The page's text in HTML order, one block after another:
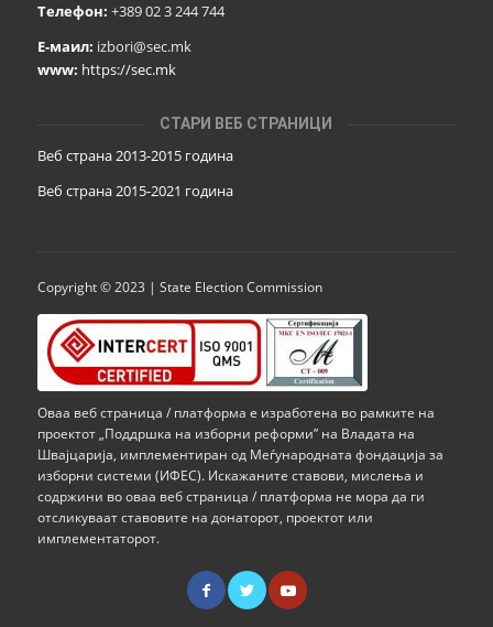
Телефон: +389 02 3 244 744
Е-маил: izbori@sec.mk
www: https://sec.mk
СТАРИ ВЕБ СТРАНИЦИ
Веб страна 2013-2015 година
Веб страна 2015-2021 година
Copyright © 2023 | State Election Commission
Оваа веб страница / платформа е изработена во рамките на
проектот „Поддршка на изборни реформи” на Владата на
Швајцарија, имплементиран од Меѓународната фондација за
изборни системи (ИФЕС). Искажаните ставови, мислења и
содржини во оваа веб страница / платформа не мора да ги
отсликуваат ставовите на донаторот, проектот или
имплементаторот.